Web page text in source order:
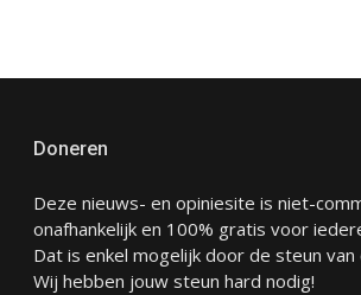
Doneren
Deze nieuws- en opiniesite is niet-
onafhankelijk en 100% gratis voor
Dat is enkel mogelijk door de steun van
Wij hebben jouw steun hard nodig!